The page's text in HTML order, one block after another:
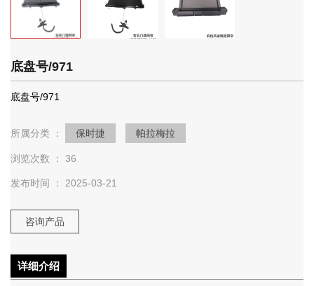
底盘号/971
底盘号/971
所属分类 ： 保时捷 帕拉梅拉
浏览次数 ： 36
发布时间 ： 2025-03-21
咨询产品
详细介绍